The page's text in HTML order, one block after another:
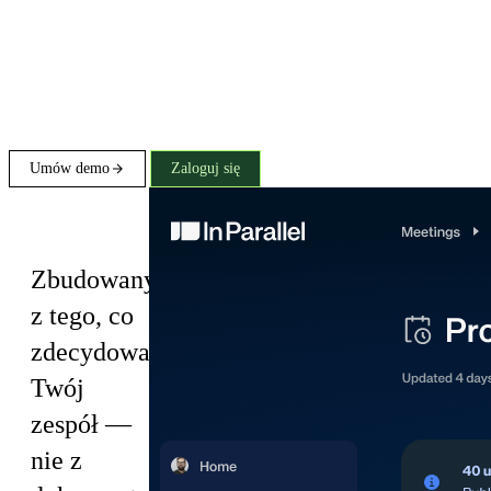
Umów demo Zaloguj się
Zbudowany
z tego, co
zdecydował
Twój
zespół —
nie z